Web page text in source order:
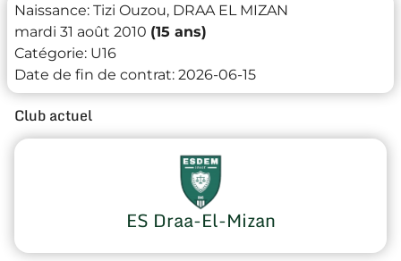
Naissance: Tizi Ouzou, DRAA EL MIZAN
mardi 31 août 2010 (15 ans)
Catégorie: U16
Date de fin de contrat: 2026-06-15
Club actuel
ES Draa-El-Mizan